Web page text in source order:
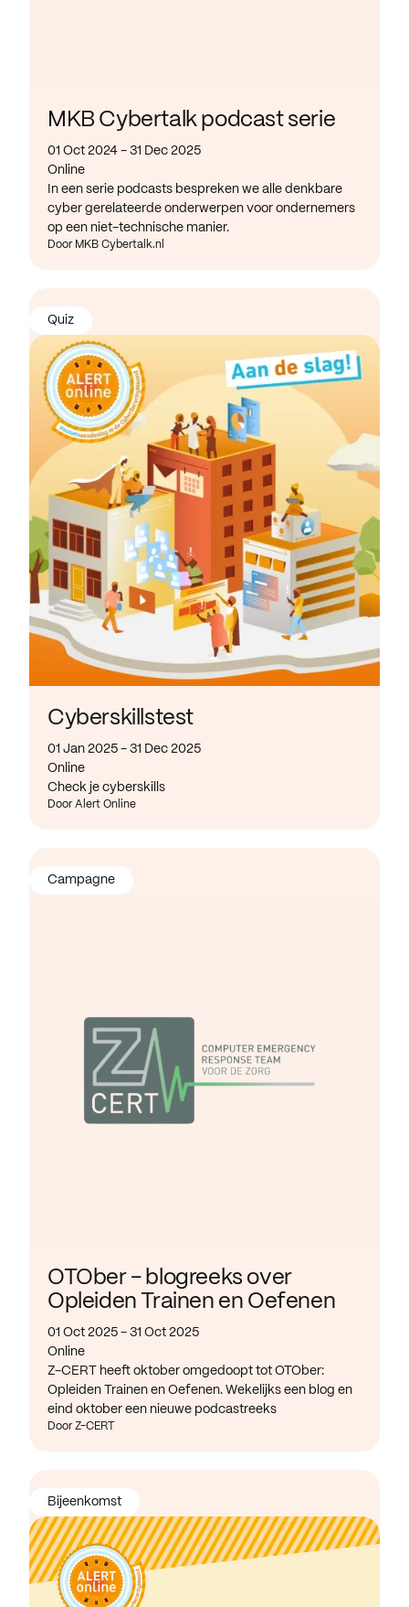
MKB Cybertalk podcast serie
01 Oct 2024 - 31 Dec 2025
Online
In een serie podcasts bespreken we alle denkbare
cyber gerelateerde onderwerpen voor ondernemers
op een niet-technische manier.
Door MKB Cybertalk.nl
Cyberskillstest
01 Jan 2025 - 31 Dec 2025
Online
Check je cyberskills
Door Alert Online
Quiz
OTOber - blogreeks over
Opleiden Trainen en Oefenen
01 Oct 2025 - 31 Oct 2025
Online
Z-CERT heeft oktober omgedoopt tot OTOber:
Opleiden Trainen en Oefenen. Wekelijks een blog en
eind oktober een nieuwe podcastreeks
Door Z-CERT
Campagne
Bijeenkomst